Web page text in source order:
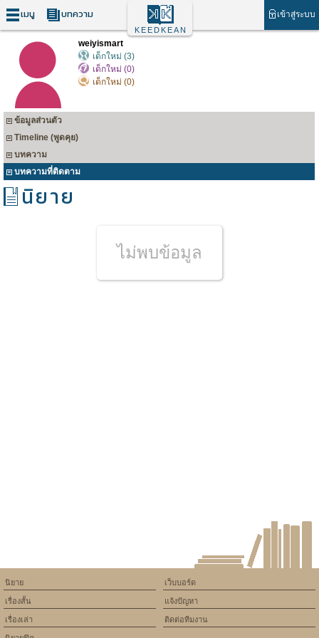
เมนู บทความ เข้าสู่ระบบ
KEEDKEAN
weiyismart
เด็กใหม่ (3)
เด็กใหม่ (0)
เด็กใหม่ (0)
ข้อมูลส่วนตัว
Timeline (พูดคุย)
บทความ
บทความที่ติดตาม
นิยาย
ไม่พบข้อมูล
เว็บบอร์ด
แจ้งปัญหา
ติดต่อทีมงาน
นิยาย
เรื่องสั้น
เรื่องเล่า